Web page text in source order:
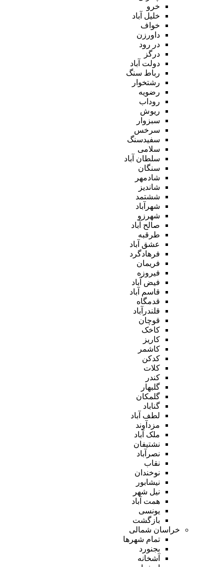
خرو
خلیل آباد
خواف
داورزن
در رود
درگز
دولت آباد
رباط سنگ
رشتخوار
رضویه
روداب
ریوش
سبزوار
سرخس
سفیدسنگ
سلامی
سلطان آباد
سنگان
شادمهر
شاندیز
ششتمد
شهرآباد
شهرزو
صالح آباد
طرقبه
عشق آباد
فرهادگرد
فریمان
فیروزه
فیض آباد
قاسم آباد
قدمگاه
قلندرآباد
قوچان
کاخک
کاریز
کاشمر
کدکن
کلات
کندر
گلبهار
گلمکان
گناباد
لطف آباد
مزدآوند
ملک آباد
نشتیفان
نصرآباد
نقاب
نوخندان
نیشابور
نیل شهر
همت آباد
یونسی
بازگشت
خراسان شمالی
تمام شهر‌ها
بجنورد
آشخانه